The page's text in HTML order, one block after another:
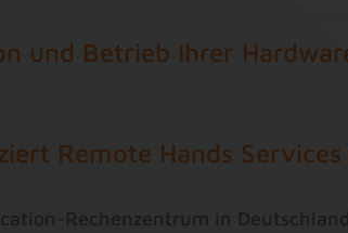
und Betrieb Ihrer
Remote Hands
Rechenzentrum in